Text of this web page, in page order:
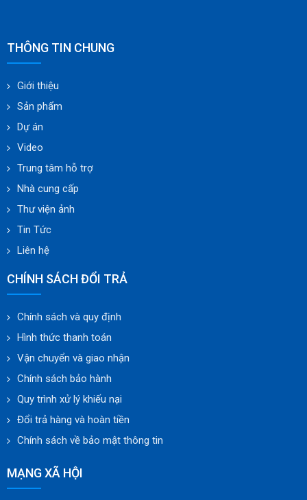
THÔNG TIN CHUNG
Giới thiệu
Sản phẩm
Dự án
Video
Trung tâm hỗ trợ
Nhà cung cấp
Thư viện ảnh
Tin Tức
Liên hệ
CHÍNH SÁCH ĐỔI TRẢ
Chính sách và quy định
Hình thức thanh toán
Vận chuyển và giao nhận
Chính sách bảo hành
Quy trình xử lý khiếu nại
Đổi trả hàng và hoàn tiền
Chính sách về bảo mật thông tin
MẠNG XÃ HỘI